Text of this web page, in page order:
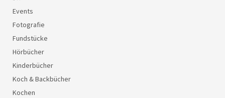
Events
Fotografie
Fundstücke
Hörbücher
Kinderbücher
Koch & Backbücher
Kochen